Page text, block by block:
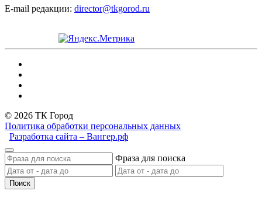
E-mail редакции: director@tkgorod.ru
© 2026 ТК Город
Политика обработки персональных данных
Разработка сайта – Вангер.рф
Фраза для поиска
Поиск